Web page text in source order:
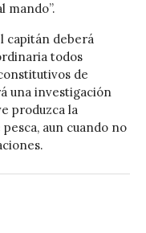
mando”.
capitán deberá
todos
de
una investigación
produzca la
aun cuando no